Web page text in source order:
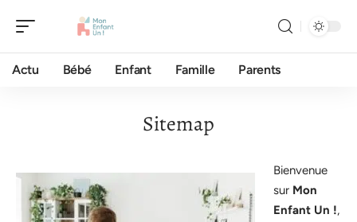
Actu Bébé Enfant Famille Parents
Sitemap
Bienvenue
sur Mon
Enfant Un !,